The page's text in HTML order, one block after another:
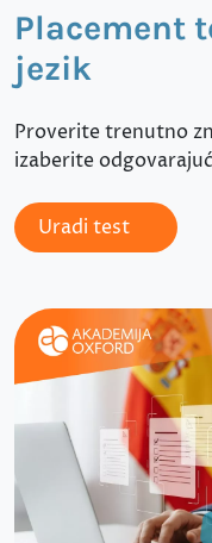
Placement
jezik
Proverite trenutno
izaberite
Uradi test